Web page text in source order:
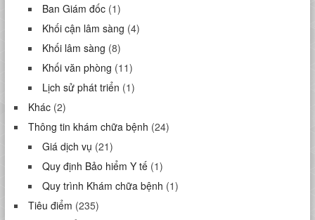
Ban Giám đốc(1)
Khối cận lâm sàng (4)
Khối lâm sàng (8)
Khối văn phòng (11)
Lịch sử phát triển (1)
Khác(2)
Thông tin khám chữa bệnh (24)
Giá dịch vụ (21)
Quy định Bảo hiểm Y tế(1)
Quy trình Khám chữa bệnh (1)
Tiêu điểm (235)